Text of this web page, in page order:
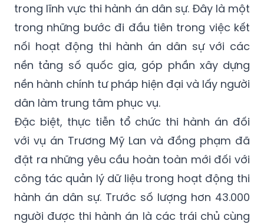
trong lĩnh vực thi hành án dân sự. Đây là một
trong những bước đi đầu tiên trong việc kết
nối hoạt động thi hành án dân sự với các
nền tảng số quốc gia, góp phần xây dựng
nền hành chính tư pháp hiện đại và lấy người
dân làm trung tâm phục vụ.
Đặc biệt, thực tiễn tổ chức thi hành án đối
với vụ án Trương Mỹ Lan và đồng phạm đã
đặt ra những yêu cầu hoàn toàn mới đối với
công tác quản lý dữ liệu trong hoạt động thi
hành án dân sự. Trước số lượng hơn 43.000
người được thi hành án là các trái chủ cùng